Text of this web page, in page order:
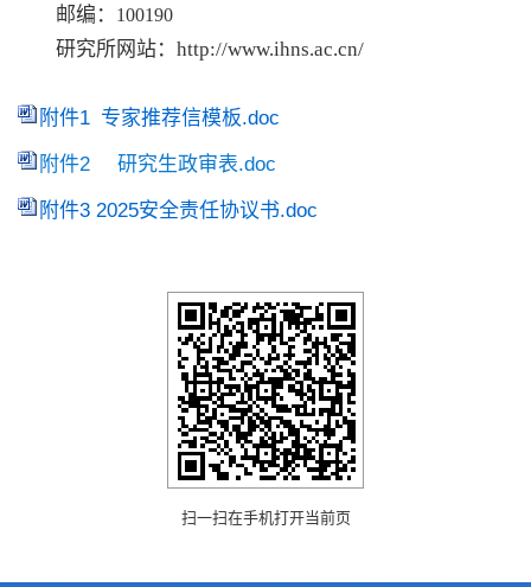
邮编：
100190
研究所网站： http://www.ihns.ac.cn/
附件1 专家推荐信模板.doc
附件2 研究生政审表.doc
附件3 2025安全责任协议书.doc
扫一扫在手机打开当前页